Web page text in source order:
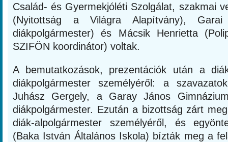
Család- és Gyermekjóléti Szolgálat, szakmai
(Nyitottság a Világra Alapítvány), Garai
diákpolgármester) és Mácsik Henrietta
SZIFÖN koordinátor) voltak.
A bemutatkozások, prezentációk után a
diákpolgármester személyéről: a
Juhász Gergely, a Garay János
diákpolgármester. Ezután a bizottság zárt
diák-alpolgármester személyéről, és
(Baka István Általános Iskola) bízták meg a